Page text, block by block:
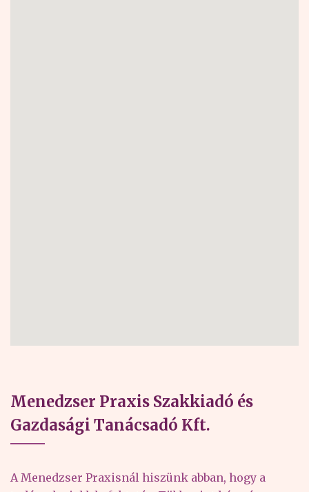
Menedzser Praxis Szakkiadó és
Gazdasági Tanácsadó Kft.
A Menedzser Praxisnál hiszünk abban, hogy a